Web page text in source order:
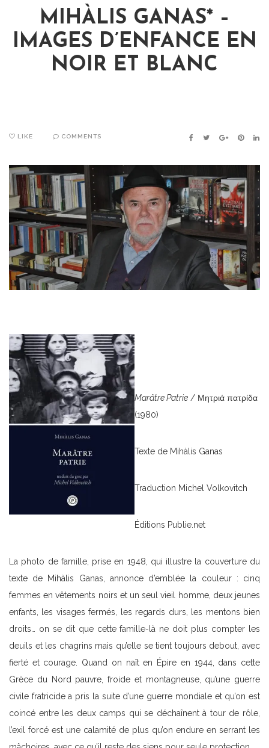
MIHÀLIS GANAS* –
IMAGES D’ENFANCE EN
NOIR ET BLANC
LIKE COMMENTS FACEBOOK
TWITTER
GOOGLE+
Marâtre Patrie / Μητριά πατρίδα
(1980)
Texte de Mihàlis Ganas
Traduction Michel Volkovitch
Éditions Publie.net
La photo de famille, prise en 1948, qui illustre la couverture du
texte de Mihàlis Ganas, annonce d’emblée la couleur : cinq
femmes en vêtements noirs et un seul vieil homme, deux jeunes
enfants, les visages fermés, les regards durs, les mentons bien
droits… on se dit que cette famille-là ne doit plus compter les
deuils et les chagrins mais qu’elle se tient toujours debout, avec
fierté et courage. Quand on naît en Épire en 1944, dans cette
Grèce du Nord pauvre, froide et montagneuse, qu’une guerre
civile fratricide a pris la suite d’une guerre mondiale et qu’on est
coincé entre les deux camps qui se déchaînent à tour de rôle,
l’exil forcé est une calamité de plus qu’on endure en serrant les